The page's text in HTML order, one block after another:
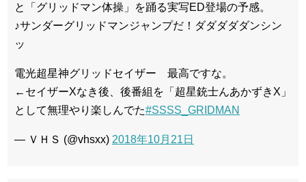
と「グリッドマン体操」を踊る実写ED登場の予感。
♪サンダーグリッドマンジャンプだ！ダダダダダンシン
ッ
電光超星神グリッドセイザー 最高ですな。
←セイザーXなき後、後番組を「超星銃士んあかずきX」
として無理やり楽しんでた#SSSS_GRIDMAN
— ＶＨＳ (@vhsxx) 2018年10月21日